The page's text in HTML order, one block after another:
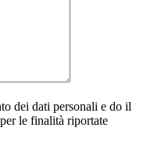
dei dati personali e do il
le finalità riportate